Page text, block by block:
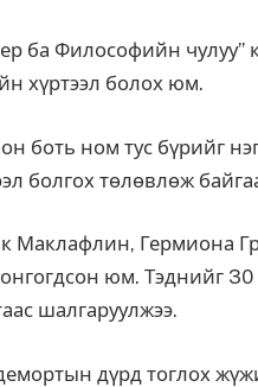
ба Философийн чулуу”
хүртээл болох юм.
боть ном тус бүрийг
болгох төлөвлөж
Маклафлин, Гермиона
юм. Тэднийг 30
шалгаруулжээ.
дүрд тоглох